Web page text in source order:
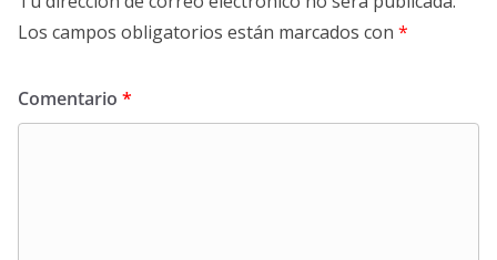
Los campos obligatorios están marcados con *
Comentario *